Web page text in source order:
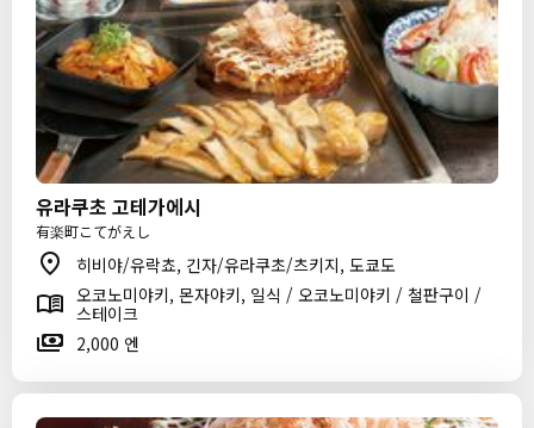
유라쿠초 고테가에시
有楽町こてがえし
히비야/유락쵸, 긴자/유라쿠초/츠키지, 도쿄도
오코노미야키, 몬자야키, 일식 / 오코노미야키 / 철판구이 /
스테이크
2,000 엔